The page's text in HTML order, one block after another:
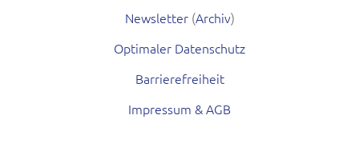
Newsletter(Archiv)
Optimaler Datenschutz
Barrierefreiheit
Impressum & AGB